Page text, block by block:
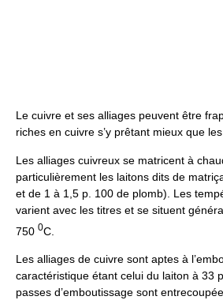
Le cuivre et ses alliages peuvent être
riches en cuivre s’y prêtant mieux que
Les alliages cuivreux se matricent à
particulièrement les laitons dits de
et de 1 à 1,5 p. 100 de plomb). Les
varient avec les titres et se situent
750 0C.
Les alliages de cuivre sont aptes à
caractéristique étant celui du laiton à 33
passes d’emboutissage sont